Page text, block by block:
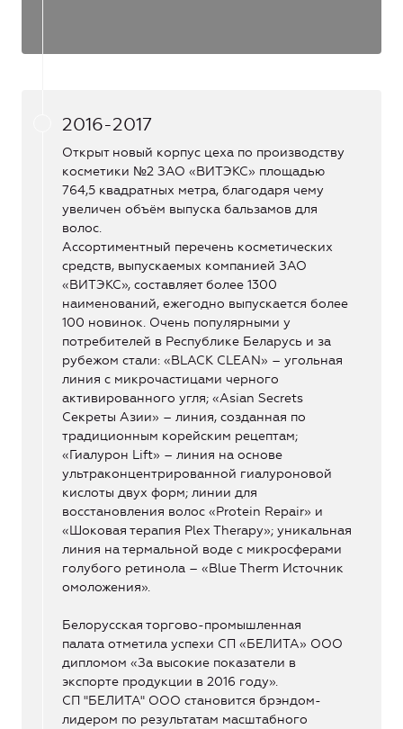
2016-2017
Открыт новый корпус цеха по производству
косметики №2 ЗАО «ВИТЭКС» площадью
764,5 квадратных метра, благодаря чему
увеличен объём выпуска бальзамов для
волос.
Ассортиментный перечень косметических
средств, выпускаемых компанией ЗАО
«ВИТЭКС», составляет более 1300
наименований, ежегодно выпускается более
100 новинок. Очень популярными у
потребителей в Республике Беларусь и за
рубежом стали: «BLACK CLEAN» – угольная
линия с микрочастицами черного
активированного угля; «Asian Secrets
Секреты Азии» – линия, созданная по
традиционным корейским рецептам;
«Гиалурон Lift» – линия на основе
ультраконцентрированной гиалуроновой
кислоты двух форм; линии для
восстановления волос «Protein Repair» и
«Шоковая терапия Plex Therapy»; уникальная
линия на термальной воде с микросферами
голубого ретинола – «Blue Therm Источник
омоложения».
Белорусская торгово-промышленная
палата отметила успехи СП «БЕЛИТА» ООО
дипломом «За высокие показатели в
экспорте продукции в 2016 году».
СП "БЕЛИТА" ООО становится брэндом-
лидером по результатам масштабного